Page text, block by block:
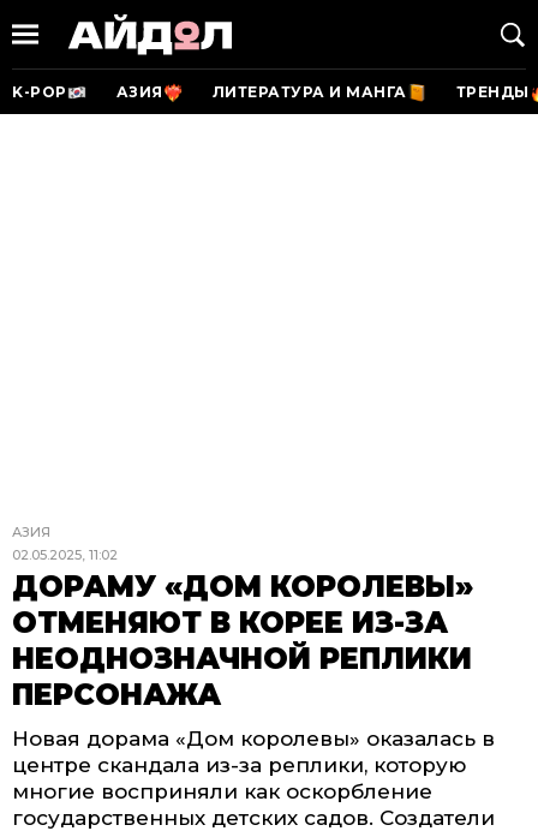
K-POP АЗИЯ ЛИТЕРАТУРА И МАНГА ТРЕНДЫ
АЗИЯ
02.05.2025, 11:02
ДОРАМУ «ДОМ КОРОЛЕВЫ»
ОТМЕНЯЮТ В КОРЕЕ ИЗ-ЗА
НЕОДНОЗНАЧНОЙ РЕПЛИКИ
ПЕРСОНАЖА
Новая дорама «Дом королевы» оказалась в
центре скандала из-за реплики, которую
многие восприняли как оскорбление
государственных детских садов. Создатели